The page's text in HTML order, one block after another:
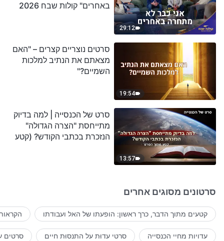
29:12
באחרים" קולות שבח 2026
19:54
סרטים נוצריים קצרים – "האם
מצאתם את הנתיב למלכות
השמיים?"
13:57
סרט של הכנסייה | למה בדיוק
מתייחסת "הצרה הגדולה"
הנזכרת בכתבי הקודש? (קטע
סרטונים מסוגים אחרים
קטעים מתוך הדבר, כרך ראשון: הופעתו של האל ועבודתו
עדויות מחיי הכנסייה סרטי עדוּת על התנסוּת חיים סרטים